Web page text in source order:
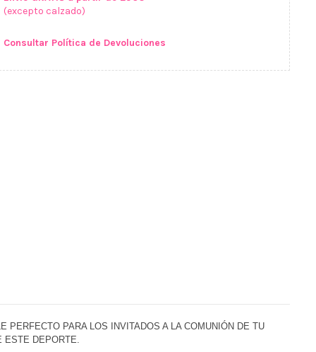
(excepto calzado)
Consultar Política de Devoluciones
PERFECTO PARA LOS INVITADOS A LA COMUNIÓN DE TU
ESTE DEPORTE.